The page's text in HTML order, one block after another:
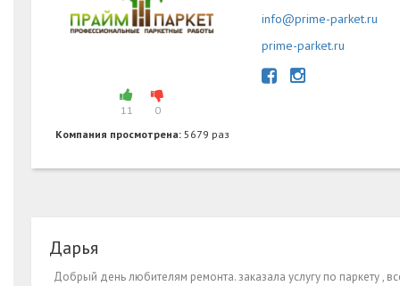
11
0
Компания просмотрена: 5679 раз
info@prime-parket.ru
prime-parket.ru
Дарья
Добрый день любителям ремонта. заказала услугу по паркету ,